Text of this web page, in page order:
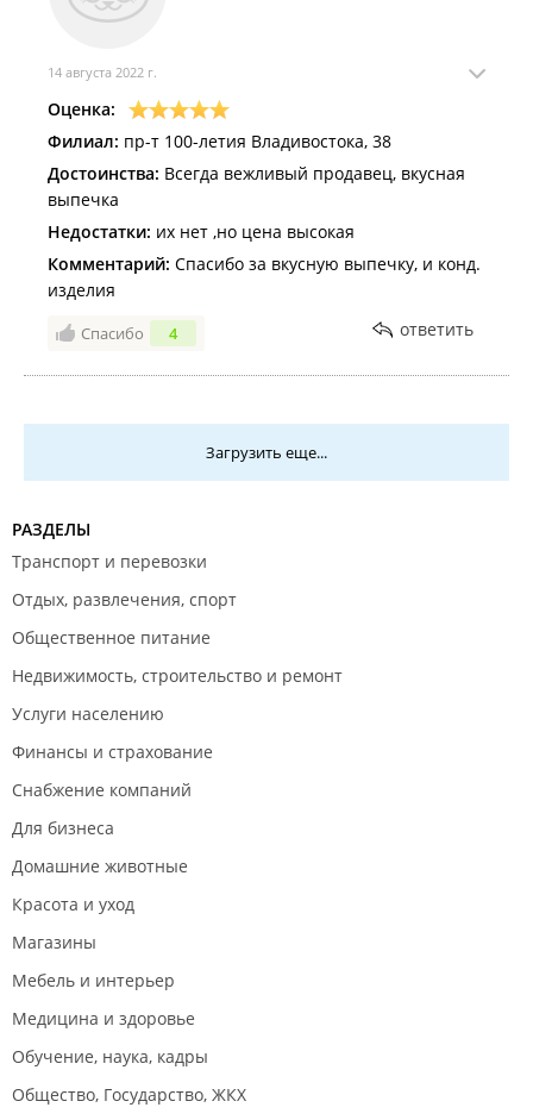
14 августа 2022 г.
Оценка:
Филиал: пр-т 100-летия Владивостока, 38
Достоинства: Всегда вежливый продавец, вкусная
выпечка
Недостатки: их нет ,но цена высокая
Комментарий: Спасибо за вкусную выпечку, и конд.
изделия
Спасибо 4 ответить
Загрузить еще...
РАЗДЕЛЫ
Транспорт и перевозки
Отдых, развлечения, спорт
Общественное питание
Недвижимость, строительство и ремонт
Услуги населению
Финансы и страхование
Снабжение компаний
Для бизнеса
Домашние животные
Красота и уход
Магазины
Мебель и интерьер
Медицина и здоровье
Обучение, наука, кадры
Общество, Государство, ЖКХ